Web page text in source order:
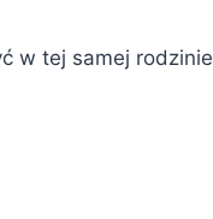
w tej samej rodzinie